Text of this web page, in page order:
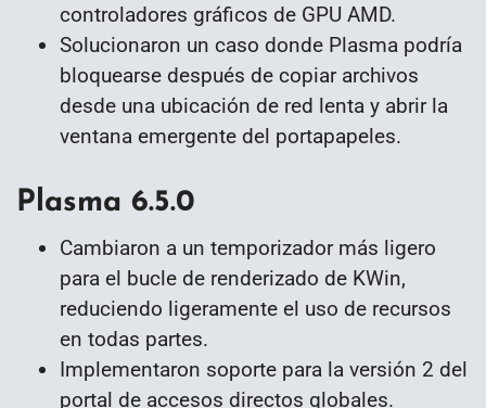
controladores gráficos de GPU AMD.
Solucionaron un caso donde Plasma podría
bloquearse después de copiar archivos
desde una ubicación de red lenta y abrir la
ventana emergente del portapapeles.
Plasma 6.5.0
Cambiaron a un temporizador más ligero
para el bucle de renderizado de KWin,
reduciendo ligeramente el uso de recursos
en todas partes.
Implementaron soporte para la versión 2 del
portal de accesos directos globales.